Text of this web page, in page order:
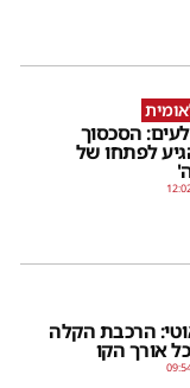
הסכסוך
לפתחו של
הרכבת הקלה
אורך הקו